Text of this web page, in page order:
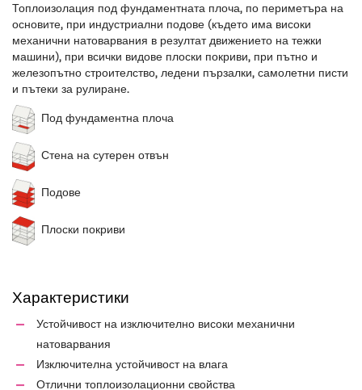
Топлоизолация под фундаментната плоча, по периметъра на
основите, при индустриални подове (където има високи
механични натоварвания в резултат движението на тежки
машини), при всички видове плоски покриви, при пътно и
железопътно строителство, ледени пързалки, самолетни писти
и пътеки за рулиране.
Под фундаментна плоча
Стена на сутерен отвън
Подове
Плоски покриви
Характеристики
Устойчивост на изключително високи механични
натоварвания
Изключителна устойчивост на влага
Отлични топлоизолационни свойства